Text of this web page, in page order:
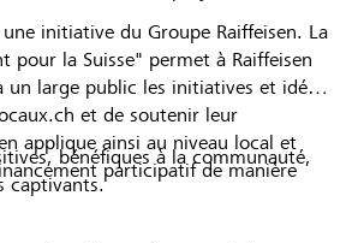
initiative du Groupe Raiffeisen. La
pour la Suisse" permet à Raiffeisen
un large public les initiatives et idées
et de soutenir leur
applique ainsi au niveau local et
participatif de manière
bénéfiques à la communauté,
captivants.